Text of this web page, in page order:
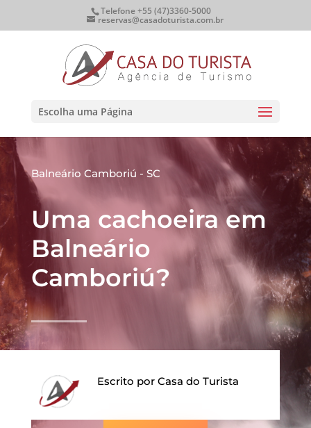
Telefone +55 (47)3360-5000
reservas@casadoturista.com.br
Escolha uma Página
Balneário Camboriú - SC
Uma cachoeira em
Balneário
Camboriú?
Escrito por Casa do Turista